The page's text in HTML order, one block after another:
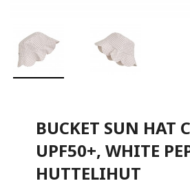
BUCKET SUN HAT
UPF50+, WHITE
HUTTELIHUT